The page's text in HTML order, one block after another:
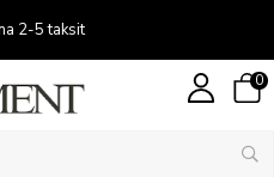
2-5 taksit
0